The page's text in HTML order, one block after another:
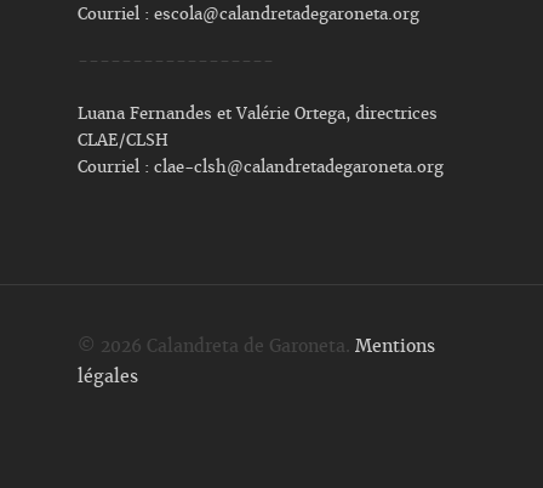
Courriel : escola@calandretadegaroneta.org
------------------
Luana Fernandes et Valérie Ortega, directrices
CLAE/CLSH
Courriel : clae-clsh@calandretadegaroneta.org
© 2026 Calandreta de Garoneta. Mentions
légales